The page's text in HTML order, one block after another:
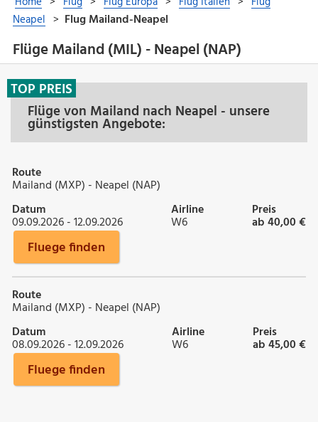
Flüge Mailand (MIL) - Neapel (NAP)
Flüge von Mailand nach Neapel - unsere
günstigsten Angebote:
TOP PREIS
Route
Mailand (MXP) - Neapel (NAP)
Datum
09.09.2026 - 12.09.2026
Airline
W6
Preis
ab 40,00 €
Fluege finden
Route
Mailand (MXP) - Neapel (NAP)
Datum
08.09.2026 - 12.09.2026
Airline
W6
Preis
ab 45,00 €
Fluege finden